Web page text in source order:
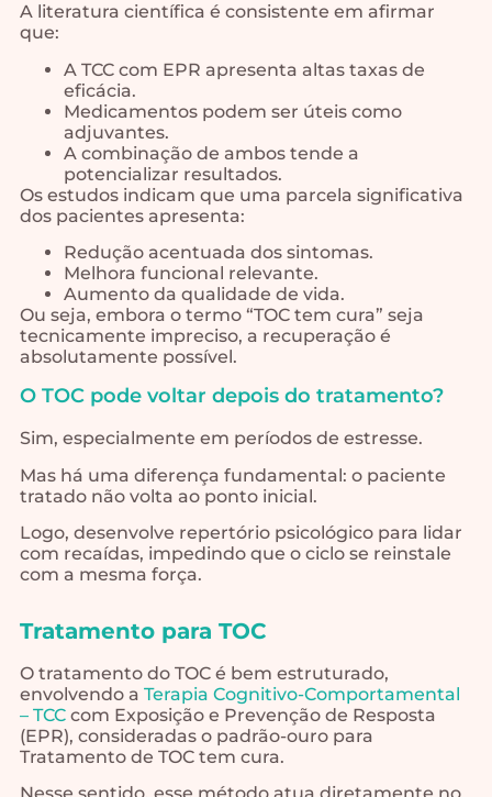
A literatura científica é consistente em afirmar
que:
A TCC com EPR apresenta altas taxas de
eficácia.
Medicamentos podem ser úteis como
adjuvantes.
A combinação de ambos tende a
potencializar resultados.
Os estudos indicam que uma parcela significativa
dos pacientes apresenta:
Redução acentuada dos sintomas.
Melhora funcional relevante.
Aumento da qualidade de vida.
Ou seja, embora o termo “TOC tem cura” seja
tecnicamente impreciso, a recuperação é
absolutamente possível.
O TOC pode voltar depois do tratamento?
Sim, especialmente em períodos de estresse.
Mas há uma diferença fundamental: o paciente
tratado não volta ao ponto inicial.
Logo, desenvolve repertório psicológico para lidar
com recaídas, impedindo que o ciclo se reinstale
com a mesma força.
Tratamento para TOC
O tratamento do TOC é bem estruturado,
envolvendo a Terapia Cognitivo-Comportamental
– TCCcom Exposição e Prevenção de Resposta
(EPR), consideradas o padrão-ouro para
Tratamento de TOC tem cura.